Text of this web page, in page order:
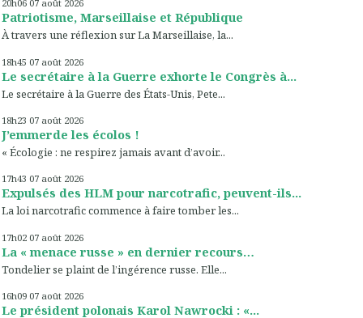
20h06 07 août 2026
Patriotisme, Marseillaise et République
À travers une réflexion sur La Marseillaise, la...
18h45 07 août 2026
Le secrétaire à la Guerre exhorte le Congrès à...
Le secrétaire à la Guerre des États-Unis, Pete...
18h23 07 août 2026
J’emmerde les écolos !
« Écologie : ne respirez jamais avant d’avoir...
17h43 07 août 2026
Expulsés des HLM pour narcotrafic, peuvent-ils...
La loi narcotrafic commence à faire tomber les...
17h02 07 août 2026
La « menace russe » en dernier recours…
Tondelier se plaint de l’ingérence russe. Elle...
16h09 07 août 2026
Le président polonais Karol Nawrocki : «...